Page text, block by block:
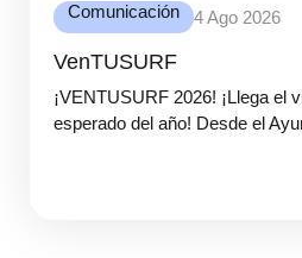
Comunicación 4 Ago 2026
VenTUSURF
¡VENTUSURF 2026! ¡Llega el
esperado del año! Desde el